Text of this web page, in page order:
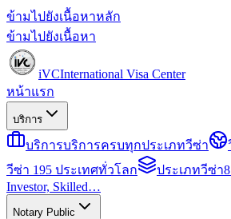
ข้ามไปยังเนื้อหาหลัก
ข้ามไปยังเนื้อหา
iVCInternational Visa Center
หน้าแรก
บริการ
บริการบริการครบทุกประเภทวีซ่า
วีซ่า 195 ประเทศทั่วโลก
ประเภทวีซ่า
Investor, Skilled…
Notary Public